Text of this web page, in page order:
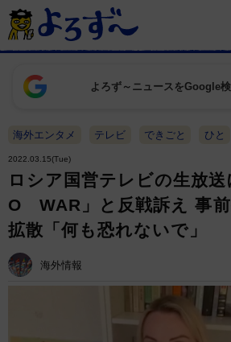
よろず～ニュースをGoogle
海外エンタメ テレビ できごと ひと
2022.03.15(Tue)
ロシア国営テレビの生放
O WAR」と反戦訴え 事前
拡散「何も恐れないで」
海外情報